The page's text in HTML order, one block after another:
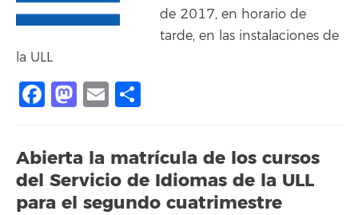
de 2017, en horario de
tarde, en las instalaciones de
la ULL
Facebook
Mastodon
Email
Abierta la matrícula de los cursos
del Servicio de Idiomas de la ULL
para el segundo cuatrimestre